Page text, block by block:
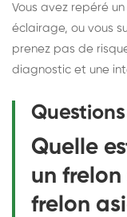
Vous avez repéré
éclairage, ou vous
prenez pas de
diagnostic et une
Quelle
un
frelon